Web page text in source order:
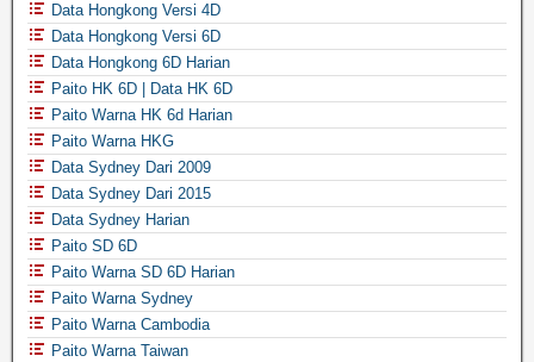
Data Hongkong Versi 4D
Data Hongkong Versi 6D
Data Hongkong 6D Harian
Paito HK 6D | Data HK 6D
Paito Warna HK 6d Harian
Paito Warna HKG
Data Sydney Dari 2009
Data Sydney Dari 2015
Data Sydney Harian
Paito SD 6D
Paito Warna SD 6D Harian
Paito Warna Sydney
Paito Warna Cambodia
Paito Warna Taiwan